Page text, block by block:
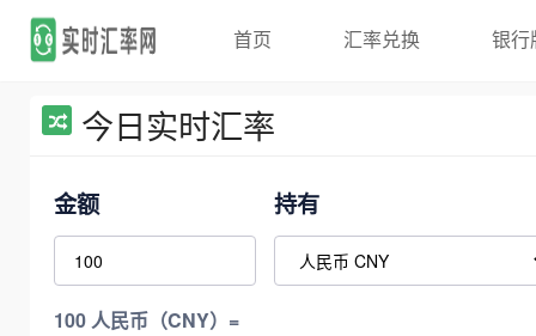
首页 汇率兑换 银行
今日实时汇率
金额 持有
100 人民币（CNY）=